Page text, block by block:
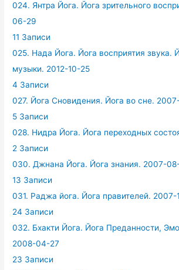
024. Янтра Йога. Йога зрительного
06-29
11 Записи
025. Нада Йога. Йога восприятия звука.
музыки. 2012-10-25
4 Записи
027. Йога Сновидения. Йога во сне.
5 Записи
028. Нидра Йога. Йога переходных
2 Записи
030. Джнана Йога. Йога знания. 2007-08-
13 Записи
031. Раджа йога. Йога правителей. 2007-
24 Записи
032. Бхакти Йога. Йога Преданности,
2008-04-27
23 Записи